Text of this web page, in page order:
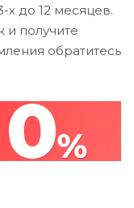
х до 12 месяцев.
и получите
обратитесь